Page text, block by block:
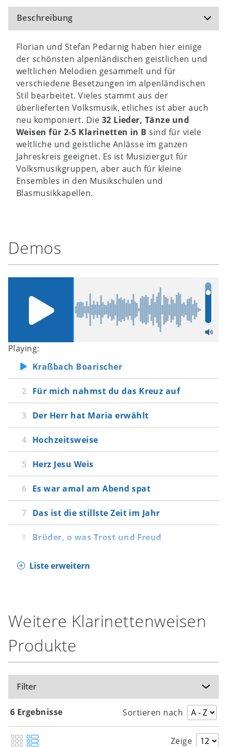
Beschreibung
Florian und Stefan Pedarnig haben hier einige
der schönsten alpenländischen geistlichen und
weltlichen Melodien gesammelt und für
verschiedene Besetzungen im alpenländischen
Stil bearbeitet. Vieles stammt aus der
überlieferten Volksmusik, etliches ist aber auch
neu komponiert. Die 32 Lieder, Tänze und
Weisen für 2-5 Klarinetten in B sind für viele
weltliche und geistliche Anlässe im ganzen
Jahreskreis geeignet. Es ist Musiziergut für
Volksmusikgruppen, aber auch für kleine
Ensembles in den Musikschulen und
Blasmusikkapellen.
Demos
Playing:
Kraßbach Boarischer
Für mich nahmst du das Kreuz auf
Der Herr hat Maria erwählt
Hochzeitsweise
Herz Jesu Weis
Es war amal am Abend spat
Das ist die stillste Zeit im Jahr
Brüder, o was Trost und Freud
Liste erweitern
Weitere Klarinettenweisen
Produkte
Filter
6 Ergebnisse Sortieren nach
Zeige